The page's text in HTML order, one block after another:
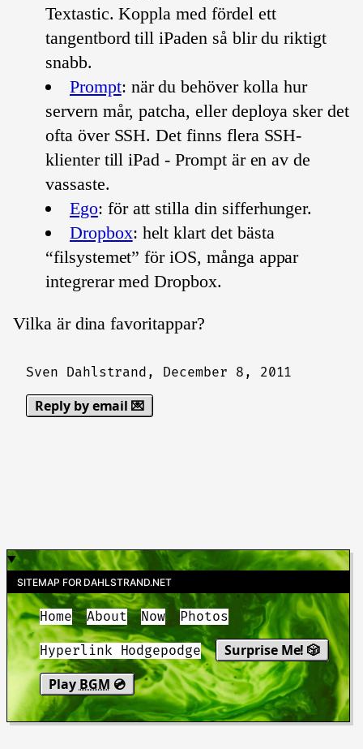
Textastic. Koppla med fördel ett
tangentbord till iPaden så blir du riktigt
snabb.
Prompt: när du behöver kolla hur
servern mår, patcha, eller deploya sker det
ofta över SSH. Det finns flera SSH-
klienter till iPad - Prompt är en av de
vassaste.
Ego: för att stilla din sifferhunger.
Dropbox: helt klart det bästa
“filsystemet” för iOS, många appar
integrerar med Dropbox.
Vilka är dina favoritappar?
Sven Dahlstrand, December 8, 2011
Reply by email 💌
SITEMAP FOR DAHLSTRAND.NET
Home About Now Photos
Hyperlink Hodgepodge
Surprise Me! 🎲
Play BGM 💿